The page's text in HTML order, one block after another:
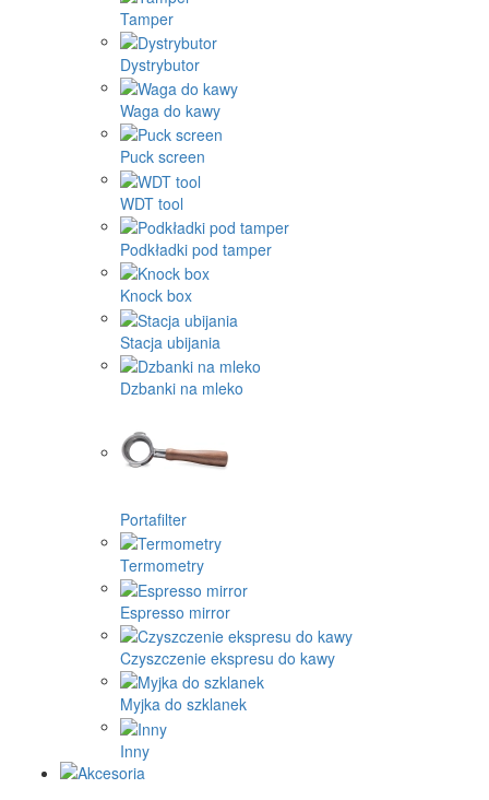
Tamper
Dystrybutor
Waga do kawy
Puck screen
WDT tool
Podkładki pod tamper
Knock box
Stacja ubijania
Dzbanki na mleko
Portafilter
Termometry
Espresso mirror
Czyszczenie ekspresu do kawy
Myjka do szklanek
Inny